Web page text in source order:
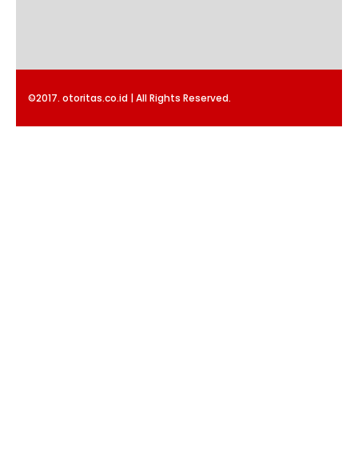
©2017. otoritas.co.id | All Rights Reserved.